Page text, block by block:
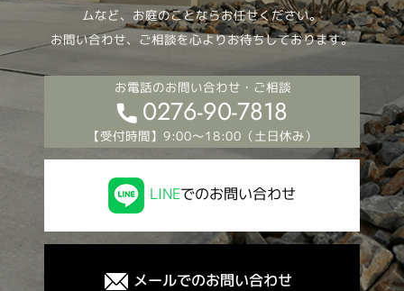
ムなど、お庭のことならお任せください。
お問い合わせ、ご相談を心よりお待ちしております。
お電話のお問い合わせ・ご相談
0276-90-7818
【受付時間】9:00～18:00（土日休み）
LINEでのお問い合わせ
メールでのお問い合わせ